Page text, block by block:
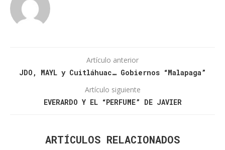
Artículo anterior
JDO, MAYL y Cuitláhuac… Gobiernos “Malapaga”
Artículo siguiente
EVERARDO Y EL “PERFUME” DE JAVIER
ARTÍCULOS RELACIONADOS